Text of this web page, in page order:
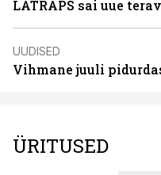
LATRAPS sai uue
UUDISED
Vihmane juuli
ÜRITUSED